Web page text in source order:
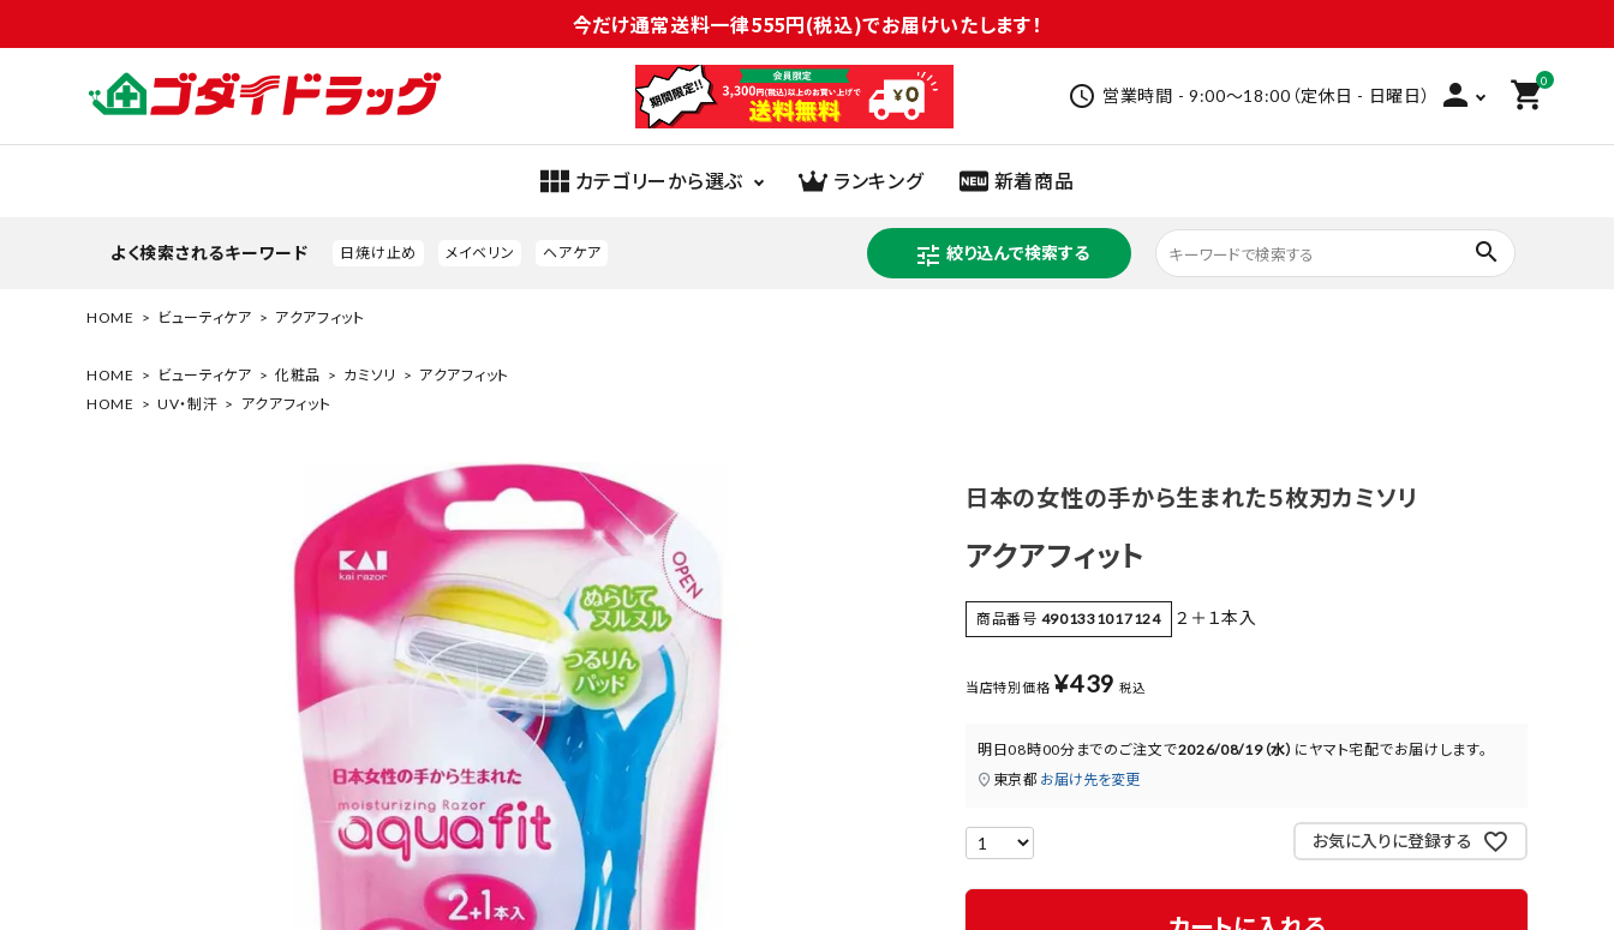
今だけ通常送料一律555円(税込)でお届けいたします！
schedule 営業時間 - 9:00～18:00（定休日 - 日曜日） person 0
shopping_cart
カテゴリーから選ぶ
健康食品 救急衛生用品 ビューティケア ヘアケア
米
ランキング 新着商品
よく検索されるキーワード 日焼け止め メイベリン ヘアケア tune 絞り込んで検索する search
HOME ビューティケア アクアフィット
HOME ビューティケア 化粧品 カミソリ
アクアフィット
HOME
UV・制汗 アクアフィット
日本の女性の手から生まれた５枚刃カミソリ
アクアフィット
商品番号 4901331017124 ２＋１本入
当店特別価格 ¥439 税込
明日08時00分 までのご注文で2026/08/19（水） に ヤマト宅配でお届けします。
東京都 お届け先を変更
お気に入りに登録する